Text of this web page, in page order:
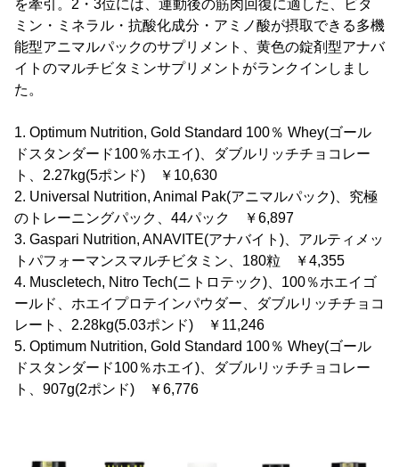
を牽引。2・3位には、運動後の筋肉回復に適した、ビタ
ミン・ミネラル・抗酸化成分・アミノ酸が摂取できる多機
能型アニマルパックのサプリメント、黄色の錠剤型アナバ
イトのマルチビタミンサプリメントがランクインしまし
た。
1. Optimum Nutrition, Gold Standard 100％ Whey(ゴール
ドスタンダード100％ホエイ)、ダブルリッチチョコレー
ト、2.27kg(5ポンド) ￥10,630
2. Universal Nutrition, Animal Pak(アニマルパック)、究極
のトレーニングパック、44パック ￥6,897
3. Gaspari Nutrition, ANAVITE(アナバイト)、アルティメッ
トパフォーマンスマルチビタミン、180粒 ￥4,355
4. Muscletech, Nitro Tech(ニトロテック)、100％ホエイゴ
ールド、ホエイプロテインパウダー、ダブルリッチチョコ
レート、2.28kg(5.03ポンド) ￥11,246
5. Optimum Nutrition, Gold Standard 100％ Whey(ゴール
ドスタンダード100％ホエイ)、ダブルリッチチョコレー
ト、907g(2ポンド) ￥6,776